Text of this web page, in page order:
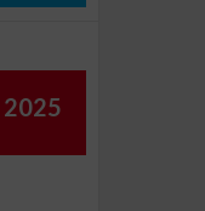
2025